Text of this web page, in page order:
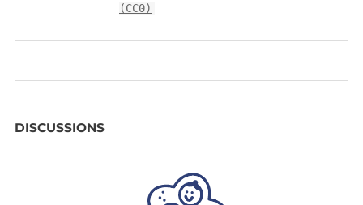
(CC0)
DISCUSSIONS